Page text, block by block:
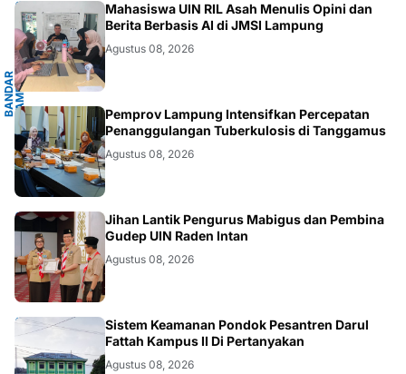
B
A
N
D
A
R
L
A
M
P
U
N
G
.
L
A
M
P
U
NG
Mahasiswa UIN RIL Asah Menulis Opini dan
Berita Berbasis AI di JMSI Lampung
Agustus 08, 2026
.LAMPUNG
Pemprov Lampung Intensifkan Percepatan
Penanggulangan Tuberkulosis di Tanggamus
Agustus 08, 2026
.LAMPUNG
Jihan Lantik Pengurus Mabigus dan Pembina
Gudep UIN Raden Intan
Agustus 08, 2026
LAMPUNG
Sistem Keamanan Pondok Pesantren Darul
Fattah Kampus II Di Pertanyakan
Agustus 08, 2026